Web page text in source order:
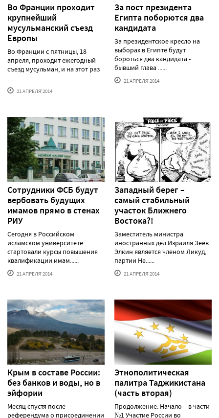
Во Франции проходит
крупнейший
мусульманский съезд
Европы
Во Франции с пятницы, 18
апреля, проходит ежегодный
съезд мусульман, и на этот раз
......
21 АПРЕЛЯ'2014
За пост президента
Египта поборются два
кандидата
За президентское кресло на
выборах в Египте будут
бороться два кандидата -
бывший глава ......
21 АПРЕЛЯ'2014
Сотрудники ФСБ будут
вербовать будущих
имамов прямо в стенах
РИУ
Сегодня в Российском
исламском университете
стартовали курсы повышения
квалификации имам......
21 АПРЕЛЯ'2014
Западный берег –
самый стабильный
участок Ближнего
Востока?!
Заместитель министра
иностранных дел Израиля Зеев
Элкин является членом Ликуд,
партии Не......
21 АПРЕЛЯ'2014
Крым в составе России:
без банков и воды, но в
эйфории
Месяц спустя после
референдума о присоединении
Этнополитическая
палитра Таджикистана
(часть вторая)
Продолжение. Начало – в части
№1 Участие России во